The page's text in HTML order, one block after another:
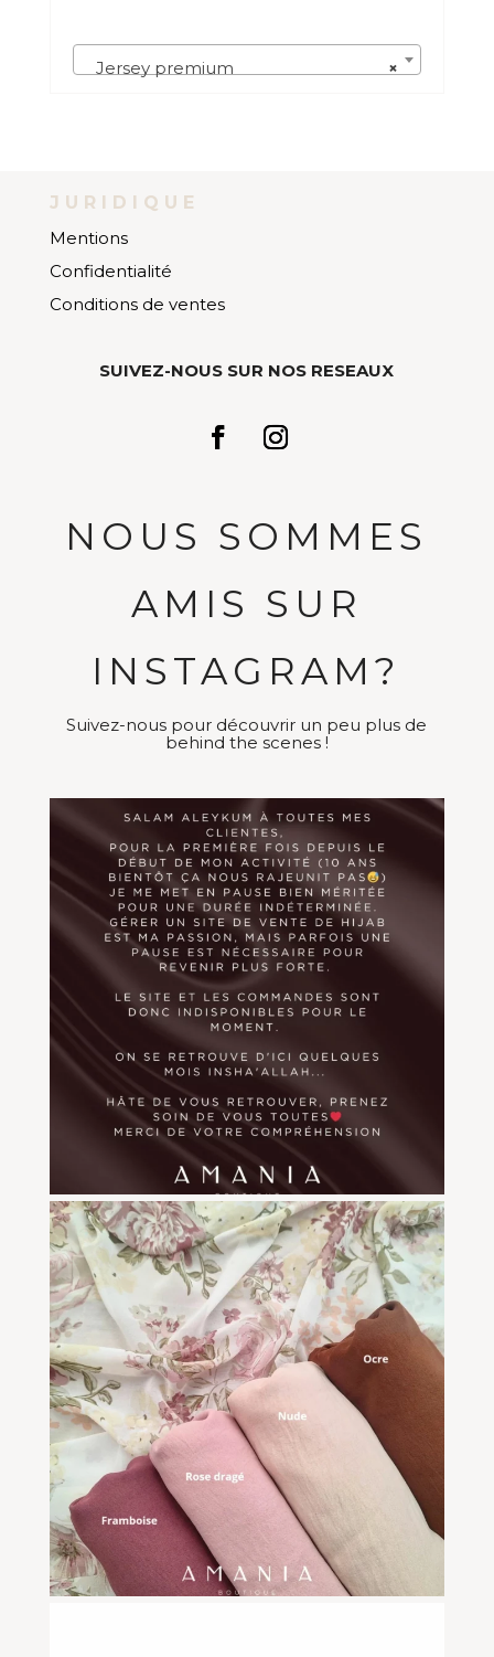
×
Jersey premium
JURIDIQUE
Mentions
Confidentialité
Conditions de ventes
SUIVEZ-NOUS SUR NOS RESEAUX
NOUS SOMMES
AMIS SUR
INSTAGRAM?
Suivez-nous pour découvrir un peu plus de
behind the scenes !